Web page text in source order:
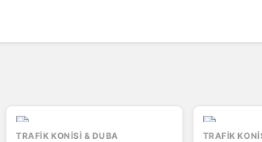
TRAFIK KONISI & DUBA TRAFIK